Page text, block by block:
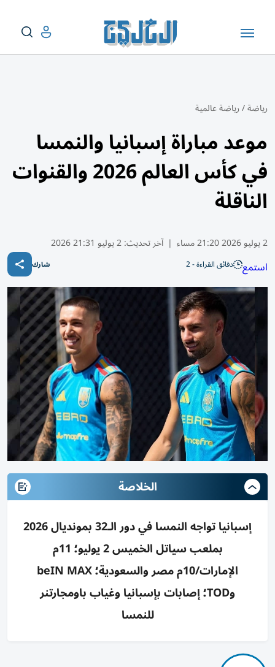
رياضة/رياضة عالمية
موعد مباراة إسبانيا والنمسا
في كأس العالم 2026 والقنوات
الناقلة
2 يوليو 2026 21:20 مساء | آخر تحديث:2 يوليو 21:31 2026
استمع دقائق القراءة - 2 شارك
الخلاصة
إسبانيا تواجه النمسا في دور الـ32 بمونديال 2026
بملعب سياتل الخميس 2 يوليو؛ 11م
الإمارات/10م مصر والسعودية؛ beIN MAX
وTOD؛ إصابات بإسبانيا وغياب باومجارتنر
للنمسا